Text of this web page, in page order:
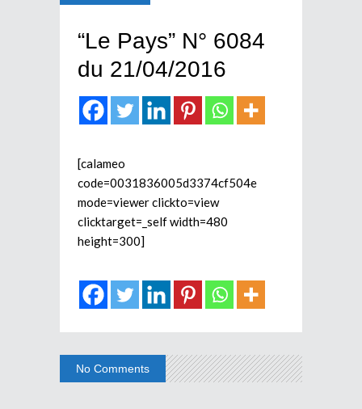
“Le Pays” N° 6084
du 21/04/2016
[calameo
code=0031836005d3374cf504e
mode=viewer clickto=view
clicktarget=_self width=480
height=300]
No Comments